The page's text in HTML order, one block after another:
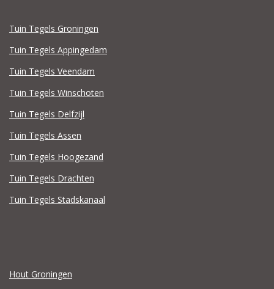
Tuin Tegels Groningen
Tuin Tegels Appingedam
Tuin Tegels Veendam
Tuin Tegels Winschoten
Tuin Tegels Delfzijl
Tuin Tegels Assen
Tuin Tegels Hoogezand
Tuin Tegels Drachten
Tuin Tegels Stadskanaal
Hout Groningen